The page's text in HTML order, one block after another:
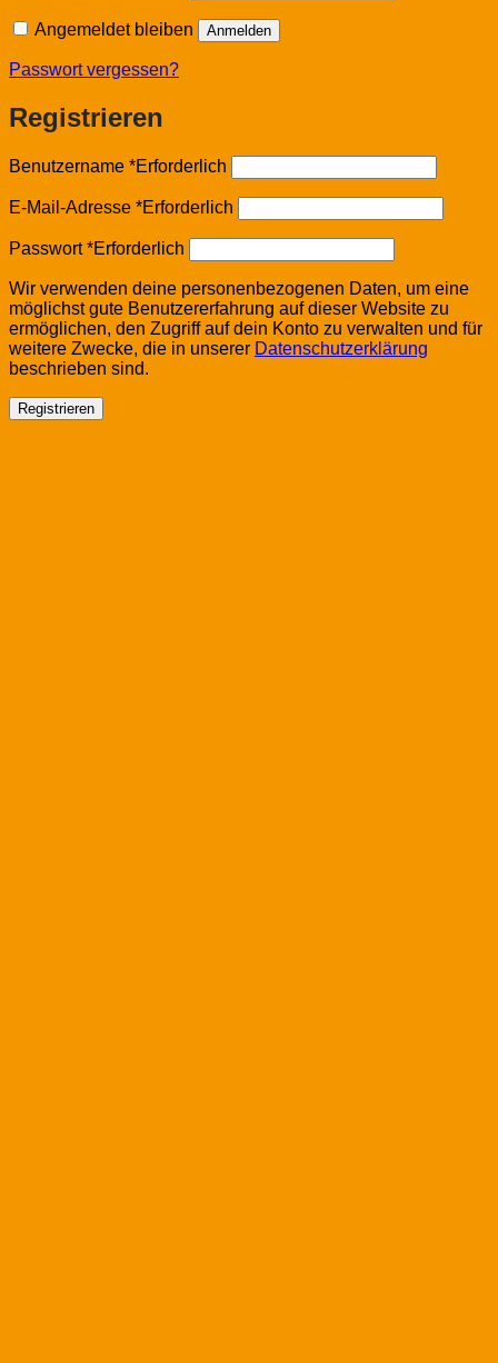
Angemeldet bleiben Anmelden
Passwort vergessen?
Registrieren
Benutzername *Erforderlich
E-Mail-Adresse *Erforderlich
Passwort*Erforderlich
Wir verwenden deine personenbezogenen Daten, um eine
möglichst gute Benutzererfahrung auf dieser Website zu
ermöglichen, den Zugriff auf dein Konto zu verwalten und für
weitere Zwecke, die in unserer Datenschutzerklärung
beschrieben sind.
Registrieren